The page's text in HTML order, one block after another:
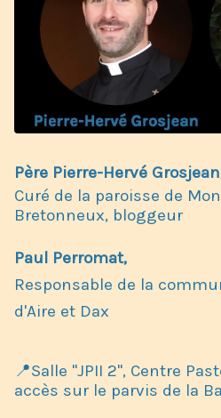
Père Pierre-Hervé
Curé de la paroisse de
Bretonneux, bloggeur
Paul Perromat,
Responsable de la
d'Aire et Dax
📍Salle "JPII 2", Centre
accès sur le parvis de la